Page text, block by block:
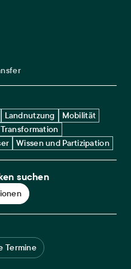
Landnutzung
Mobilität
Transformation
Wissen und Partizipation
suchen
Termine